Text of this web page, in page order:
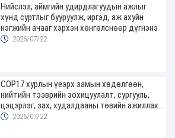
Нийслэл, аймгийн удирдлагуудын ажлыг
хүнд суртлыг бууруулж, иргэд, аж ахуйн
нэгжийн ачааг хэрхэн хөнгөлснөөр дүгнэнэ
2026/07/22
COP17 хурлын үеэрх замын хөдөлгөөн,
нийтийн тээврийн зохицуулалт, сургууль,
цэцэрлэг, зах, худалдааны төвийн ажиллах
хуваарийг гаргаж, иргэдэд мэдээлэхийг
2026/07/22